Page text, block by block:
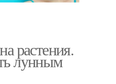
растения.
лунным